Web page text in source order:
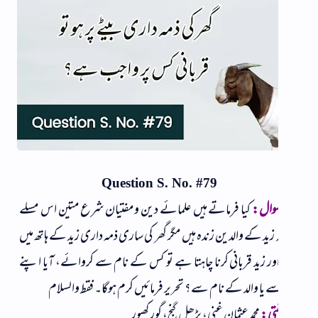
Question S. No. #79
کیا فرماتے ہیں علمائے دین ومفتیان شرع متین اس مسلے
زید کے والدین زندہ ہیں مگر گھر کی ساری ذمہ داری زید کے ہاتھ میں
زید قربانی کرنا چاہتا ہے تو کس کے نام سے کروائے، آیا اپنے
یا والد کے نام سے؟ تحریر فرمائیں کرم ہوگا۔ فقط والسلام